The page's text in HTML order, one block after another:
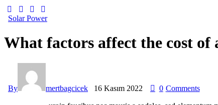
Solar Power
What factors affect the cost of
By mertbagcicek 16 Kasım 2022 0 Comments